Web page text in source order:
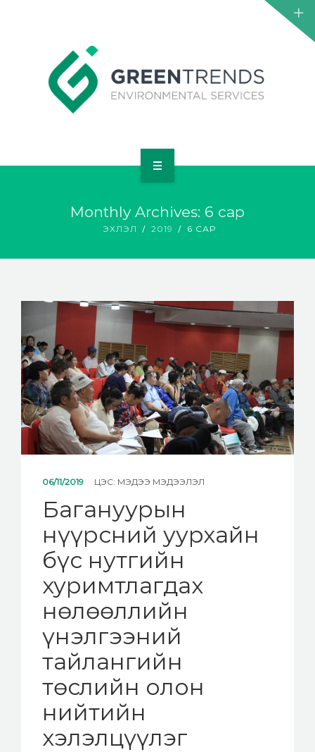
ТАНИЛЦУУЛГА
ХОЛБОО БАРИХ
Monthly Archives: 6 сар
ЭХЛЭЛ 2019 6 САР
06/11/2019 ЦЭС: МЭДЭЭ МЭДЭЭЛЭЛ
Багануурын
нүүрсний уурхайн
бүс нутгийн
хуримтлагдах
нөлөөллийн
үнэлгээний
тайлангийн
төслийн олон
нийтийн
хэлэлцүүлэг